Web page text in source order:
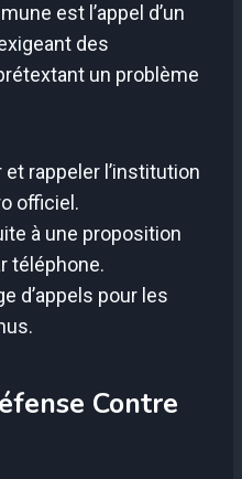
est l’appel d’un
des
un problème
rappeler l’institution
officiel.
à une proposition
téléphone.
d’appels pour les
Contre